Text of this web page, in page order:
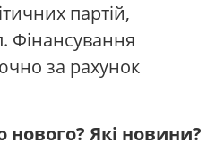
партій,
Фінансування
за рахунок
нового? Які новини?